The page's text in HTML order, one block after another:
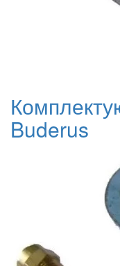
Buderus